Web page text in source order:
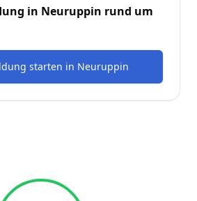
in Neuruppin rund um
starten in Neuruppin